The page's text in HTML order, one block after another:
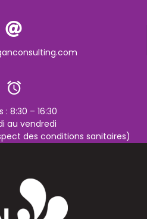
: 8:30 – 16:30
au vendredi
des conditions sanitaires)